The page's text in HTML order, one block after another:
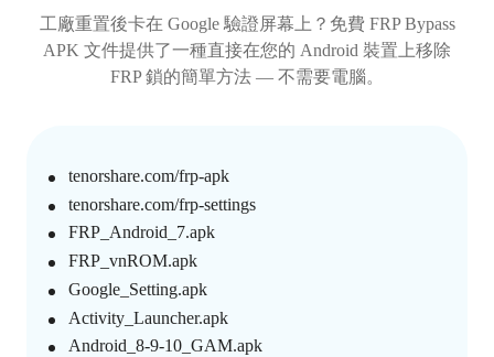
工廠重置後卡在 Google 驗證屏幕上？免費 FRP Bypass
APK 文件提供了一種直接在您的 Android 裝置上移除
FRP 鎖的簡單方法 — 不需要電腦。
tenorshare.com/frp-apk
tenorshare.com/frp-settings
FRP_Android_7.apk
FRP_vnROM.apk
Google_Setting.apk
Activity_Launcher.apk
Android_8-9-10_GAM.apk